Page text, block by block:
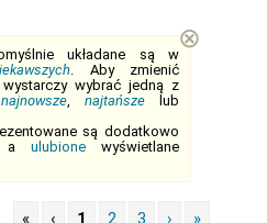
układane są w
. Aby zmienić
wystarczy wybrać jedną z
najnowsze, najtańszelub
są dodatkowo
a ulubionewyświetlane
⊗
« ‹ 1 2 3 › »